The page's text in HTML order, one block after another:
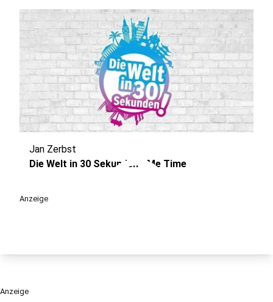
play_circle
Jan Zerbst
Die Welt in 30 Sekunden - Me Time
Anzeige
Anzeige